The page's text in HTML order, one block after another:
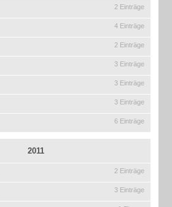
2 Einträge
4 Einträge
2 Einträge
3 Einträge
3 Einträge
3 Einträge
6 Einträge
2011
2 Einträge
3 Einträge